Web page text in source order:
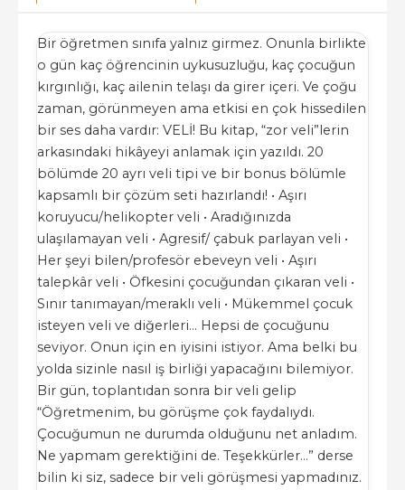
Bir öğretmen sınıfa yalnız girmez. Onunla birlikte
o gün kaç öğrencinin uykusuzluğu, kaç çocuğun
kırgınlığı, kaç ailenin telaşı da girer içeri. Ve çoğu
zaman, görünmeyen ama etkisi en çok hissedilen
bir ses daha vardır: VELİ! Bu kitap, “zor veli”lerin
arkasındaki hikâyeyi anlamak için yazıldı. 20
bölümde 20 ayrı veli tipi ve bir bonus bölümle
kapsamlı bir çözüm seti hazırlandı! • Aşırı
koruyucu/helikopter veli • Aradığınızda
ulaşılamayan veli • Agresif/ çabuk parlayan veli •
Her şeyi bilen/profesör ebeveyn veli • Aşırı
talepkâr veli • Öfkesini çocuğundan çıkaran veli •
Sınır tanımayan/meraklı veli • Mükemmel çocuk
isteyen veli ve diğerleri… Hepsi de çocuğunu
seviyor. Onun için en iyisini istiyor. Ama belki bu
yolda sizinle nasıl iş birliği yapacağını bilemiyor.
Bir gün, toplantıdan sonra bir veli gelip
“Öğretmenim, bu görüşme çok faydalıydı.
Çocuğumun ne durumda olduğunu net anladım.
Ne yapmam gerektiğini de. Teşekkürler…” derse
bilin ki siz, sadece bir veli görüşmesi yapmadınız.